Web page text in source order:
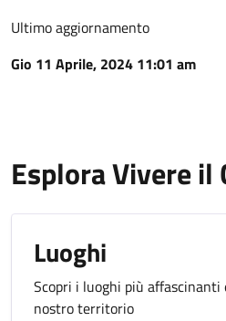
Ultimo aggiornamento
Gio 11 Aprile, 2024 11:01 am
Esplora Vivere il
Luoghi
Scopri i luoghi più
nostro territorio